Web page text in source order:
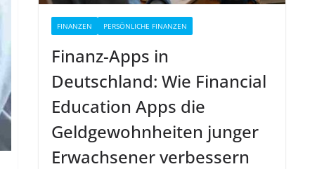
FINANZEN PERSÖNLICHE FINANZEN
Finanz-Apps in
Deutschland: Wie Financial
Education Apps die
Geldgewohnheiten junger
Erwachsener verbessern